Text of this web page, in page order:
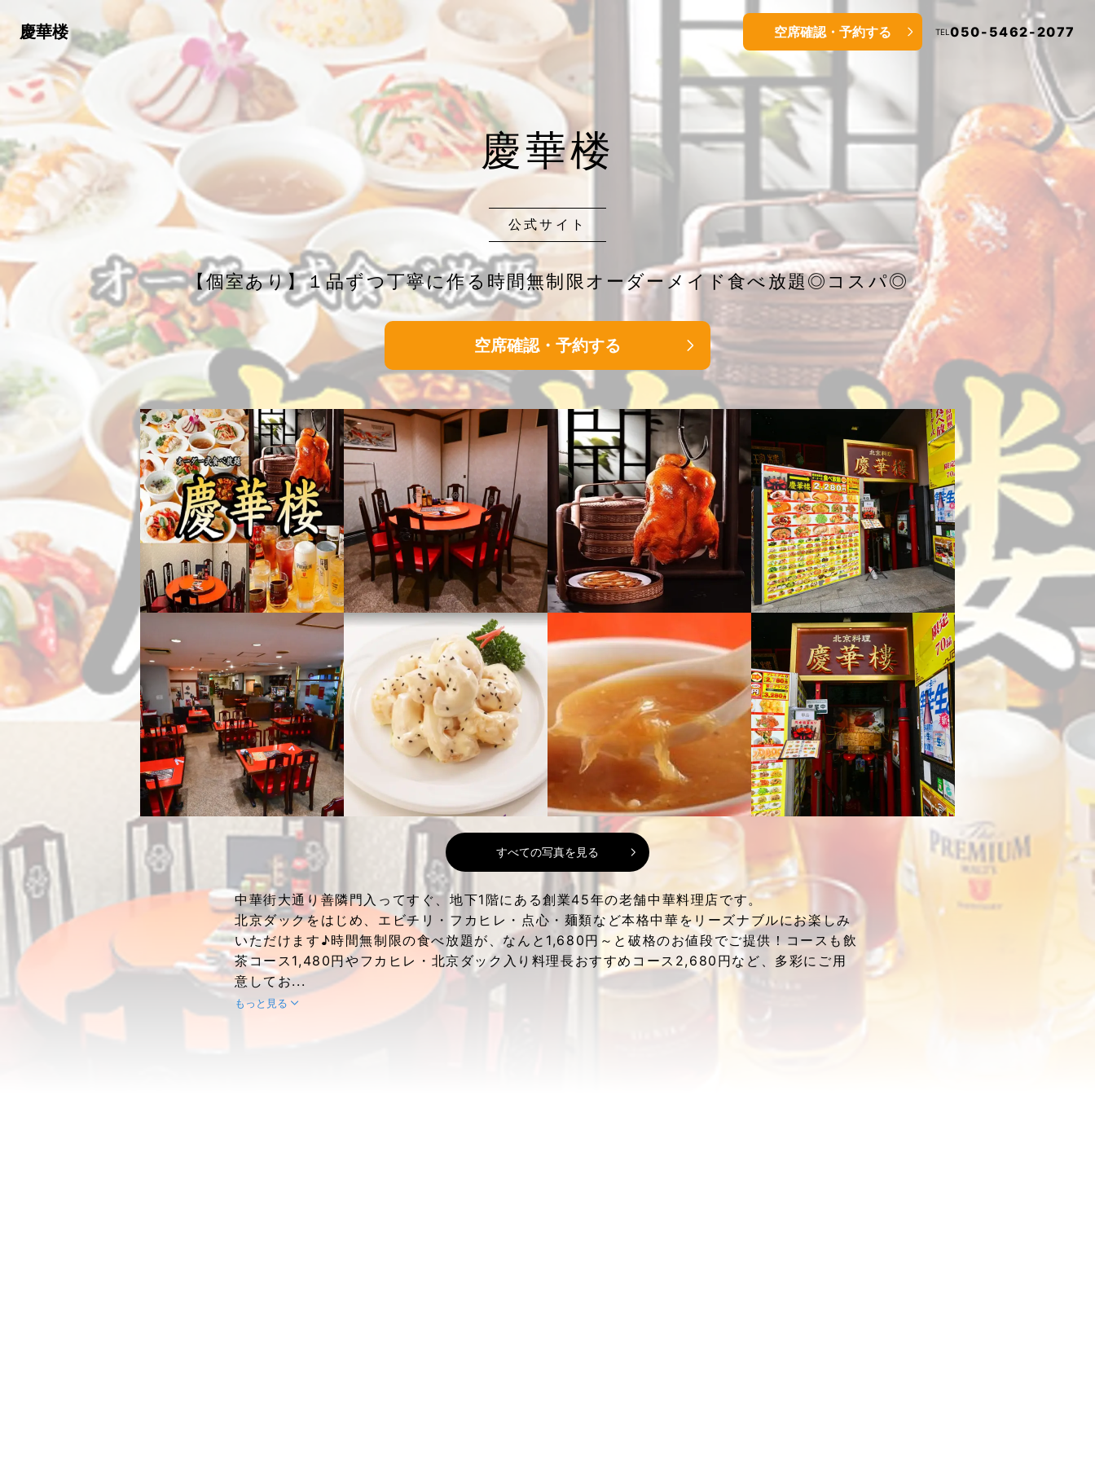
慶華楼 空席確認・予約する TEL050-5462-2077
慶華楼
公式サイト
【個室あり】１品ずつ丁寧に作る時間無制限オーダーメイド食べ放題◎コスパ◎
空席確認・予約する
すべての写真を見る
中華街大通り善隣門入ってすぐ、地下1階にある創業45年の老舗中華料理店です。
北京ダックをはじめ、エビチリ・フカヒレ・点心・麺類など本格中華をリーズナブルにお楽しみ
いただけます♪時間無制限の食べ放題が、なんと1,680円～と破格のお値段でご提供！コースも飲
茶コース1,480円やフカヒレ・北京ダック入り料理長おすすめコース2,680円など、多彩にご用
意してお...
もっと見る